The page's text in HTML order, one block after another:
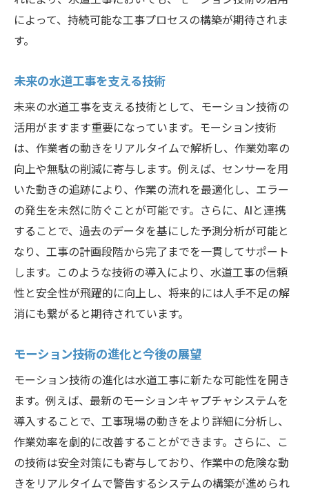
によって、持続可能な工事プロセスの構築が期待されま
す。
未来の水道工事を支える技術
未来の水道工事を支える技術として、モーション技術の
活用がますます重要になっています。モーション技術
は、作業者の動きをリアルタイムで解析し、作業効率の
向上や無駄の削減に寄与します。例えば、センサーを用
いた動きの追跡により、作業の流れを最適化し、エラー
の発生を未然に防ぐことが可能です。さらに、AIと連携
することで、過去のデータを基にした予測分析が可能と
なり、工事の計画段階から完了までを一貫してサポート
します。このような技術の導入により、水道工事の信頼
性と安全性が飛躍的に向上し、将来的には人手不足の解
消にも繋がると期待されています。
モーション技術の進化と今後の展望
モーション技術の進化は水道工事に新たな可能性を開き
ます。例えば、最新のモーションキャプチャシステムを
導入することで、工事現場の動きをより詳細に分析し、
作業効率を劇的に改善することができます。さらに、こ
の技術は安全対策にも寄与しており、作業中の危険な動
きをリアルタイムで警告するシステムの構築が進められ